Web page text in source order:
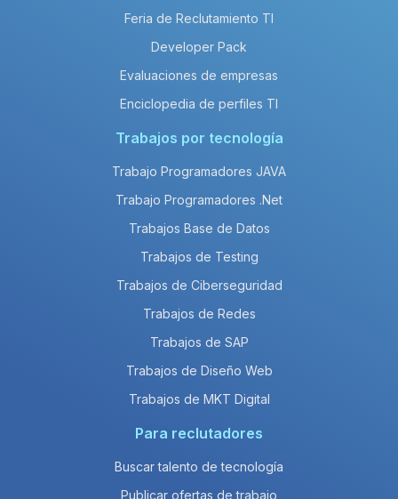
Feria de Reclutamiento TI
Developer Pack
Evaluaciones de empresas
Enciclopedia de perfiles TI
Trabajos por tecnología
Trabajo Programadores JAVA
Trabajo Programadores .Net
Trabajos Base de Datos
Trabajos de Testing
Trabajos de Ciberseguridad
Trabajos de Redes
Trabajos de SAP
Trabajos de Diseño Web
Trabajos de MKT Digital
Para reclutadores
Buscar talento de tecnología
Publicar ofertas de trabajo